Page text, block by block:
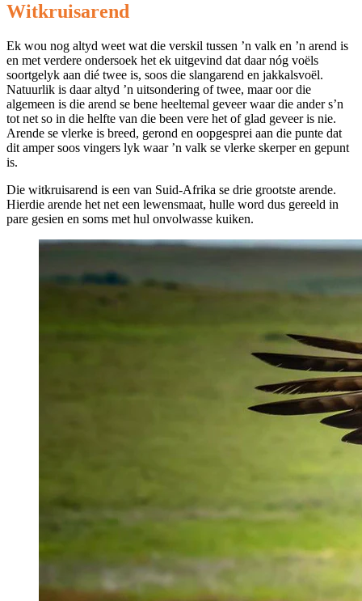
Witkruisarend
Ek wou nog altyd weet wat die verskil tussen ’n valk en ’n arend is
en met verdere ondersoek het ek uitgevind dat daar nóg voëls
soortgelyk aan dié twee is, soos die slangarend en jakkalsvoël.
Natuurlik is daar altyd ’n uitsondering of twee, maar oor die
algemeen is die arend se bene heeltemal geveer waar die ander s’n
tot net so in die helfte van die been vere het of glad geveer is nie.
Arende se vlerke is breed, gerond en oopgesprei aan die punte dat
dit amper soos vingers lyk waar ’n valk se vlerke skerper en gepunt
is.
Die witkruisarend is een van Suid-Afrika se drie grootste arende.
Hierdie arende het net een lewensmaat, hulle word dus gereeld in
pare gesien en soms met hul onvolwasse kuiken.